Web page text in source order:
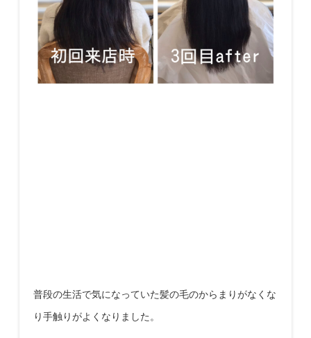
普段の生活で気になっていた髪の毛のからまりがなくな
り手触りがよくなりました。